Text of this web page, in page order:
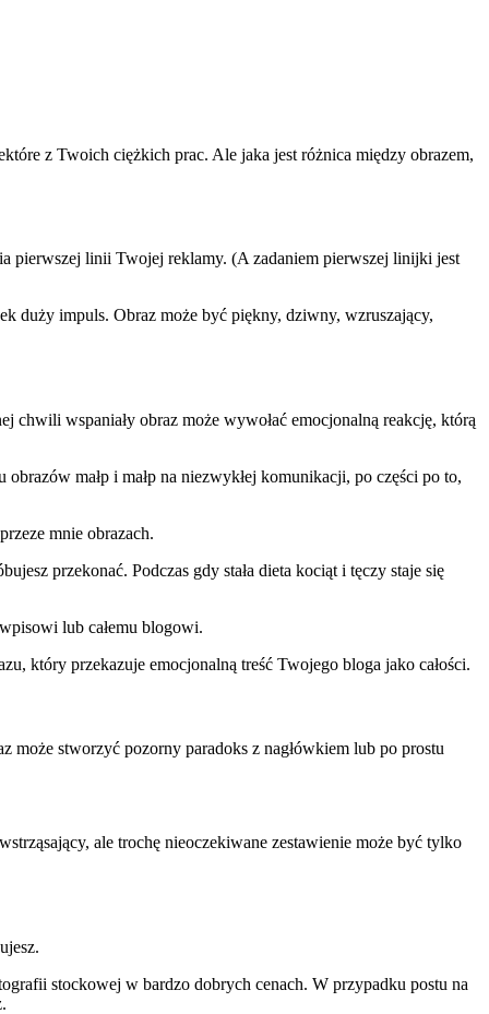
z Twoich ciężkich prac. Ale jaka jest różnica między obrazem,
pierwszej linii Twojej reklamy. (A zadaniem pierwszej linijki jest
duży impuls. Obraz może być piękny, dziwny, wzruszający,
wspaniały obraz może wywołać emocjonalną reakcję, którą
małp i małp na niezwykłej komunikacji, po części po to,
mnie obrazach.
przekonać. Podczas gdy stała dieta kociąt i tęczy staje się
lub całemu blogowi.
który przekazuje emocjonalną treść Twojego bloga jako całości.
może stworzyć pozorny paradoks z nagłówkiem lub po prostu
ale trochę nieoczekiwane zestawienie może być tylko
stockowej w bardzo dobrych cenach. W przypadku postu na